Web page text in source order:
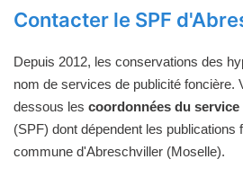
Contacter le SPF
Depuis 2012, les conservations des
nom de services de publicité foncière.
dessous les coordonnées du
(SPF) dont dépendent les publications
commune d'Abreschviller (Moselle).